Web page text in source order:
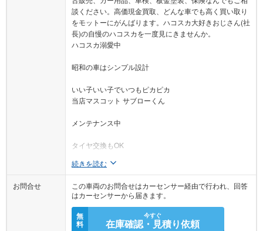
談ください。高価現金買取、どんな車でも高く買い取り
をモットーにがんばります。ハコスカ大好きおじさん(社
長)の自慢のハコスカを一度見にきませんか。
ハコスカ溺愛中
昭和の車はシンプル設計
いい子いい子でいつもピカピカ
当店マスコット サブローくん
メンテナンス中
タイヤ交換もOK
続きを読む
お問合せ
この車両のお問合せはカーセンサー経由で行われ、回答
はカーセンサーから届きます。
無
料
今すぐ
在庫確認・見積り依頼